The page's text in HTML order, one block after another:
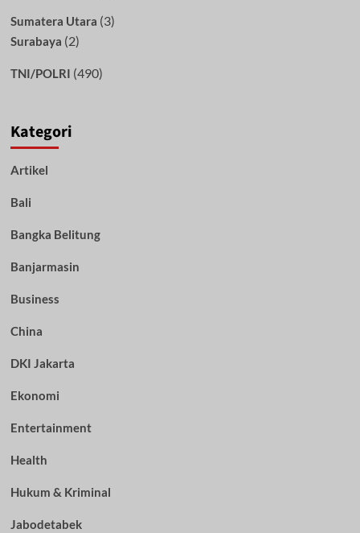
Sumatera Utara (3)
Surabaya (2)
TNI/POLRI (490)
Kategori
Artikel
Bali
Bangka Belitung
Banjarmasin
Business
China
DKI Jakarta
Ekonomi
Entertainment
Health
Hukum & Kriminal
Jabodetabek